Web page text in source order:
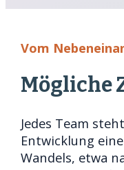
Vom
Mögliche
Jedes Team
Entwicklung
Wandels, etwa